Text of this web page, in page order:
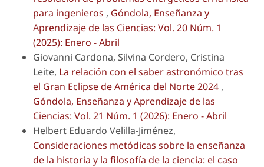
para ingenieros , Góndola, Enseñanza y
Aprendizaje de las Ciencias: Vol. 20 Núm. 1
(2025): Enero - Abril
Giovanni Cardona, Silvina Cordero, Cristina
Leite, La relación con el saber astronómico tras
el Gran Eclipse de América del Norte 2024 ,
Góndola, Enseñanza y Aprendizaje de las
Ciencias: Vol. 21 Núm. 1 (2026): Enero - Abril
Helbert Eduardo Velilla-Jiménez,
Consideraciones metódicas sobre la enseñanza
de la historia y la filosofía de la ciencia: el caso